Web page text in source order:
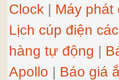
Clock | Máy phát
Lịch cúp điện
hàng tự động |
Apollo | Báo giá